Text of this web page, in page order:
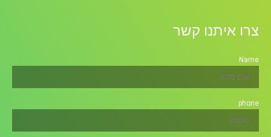
צרו איתנו קשר
Name
phone